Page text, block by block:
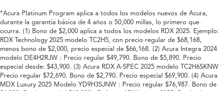
*Acura Platinum Program aplica a todos los modelos nuevos de Acura,
durante la garantía básica de 4 años o 50,000 millas, lo primero que
ocurra. (1) Bono de $2,000 aplica a todos los modelos RDX 2025. Ejemplo:
RDX Technology 2025 modelo TC2H5, con precio regular de $68,168,
menos bono de $2,000, precio especial de $66,168. (2) Acura Integra 2024
modelo DE4H2RJW : Precio regular $49,790. Bono de $5,890. Precio
especial desde: $43,900. (3) Acura RDX A-SPEC 2025 modelo TC2H6SKNW
Precio regular $72,690. Bono de $2,790. Precio especial $69,900. (4) Acura
MDX Luxury 2025 Modelo YD9H3SJNW : Precio regular $76,987. Bono de